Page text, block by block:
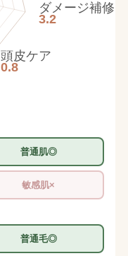
ダメージ補修
3.2
頭皮ケア
0.8
普通肌◎
敏感肌×
普通毛◎